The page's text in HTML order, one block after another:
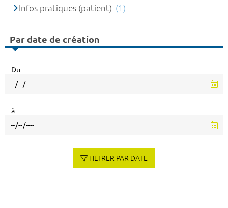
Infos pratiques (patient) (1)
Par date de création
Du
à
FILTRER PAR DATE